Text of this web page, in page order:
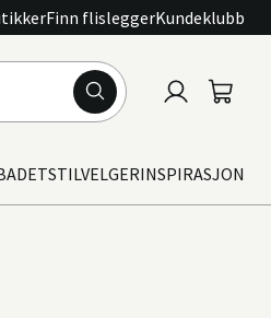
Finn flisleggerKundeklubb
STILVELGERINSPIRASJON